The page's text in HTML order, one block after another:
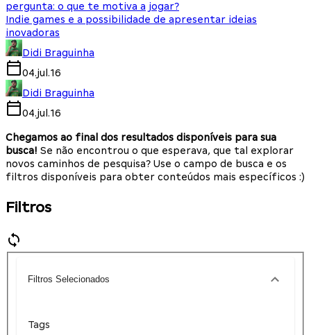
pergunta: o que te motiva a jogar?
Indie games e a possibilidade de apresentar ideias
inovadoras
Didi Braguinha
04.jul.16
Didi Braguinha
04.jul.16
Chegamos ao final dos resultados disponíveis para sua
busca! Se não encontrou o que esperava, que tal explorar
novos caminhos de pesquisa? Use o campo de busca e os
filtros disponíveis para obter conteúdos mais específicos :)
Filtros
Filtros Selecionados
Tags